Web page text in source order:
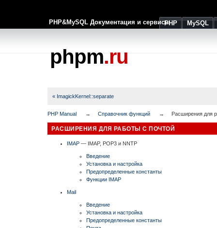
PHP&MySQL Документация и сервисыPHP MySQL
phpm.ru
« ImagickKernel::separate
PHP Manual Справочник функций Расширения для
РАСШИРЕНИЯ ДЛЯ РАБОТЫ С ПОЧТОЙ
IMAP — IMAP, POP3 и NNTP
Введение
Установка и настройка
Предопределенные константы
Функции IMAP
Mail
Введение
Установка и настройка
Предопределенные константы